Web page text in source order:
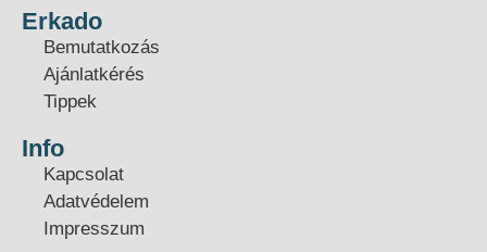
Erkado
Bemutatkozás
Ajánlatkérés
Tippek
Info
Kapcsolat
Adatvédelem
Impresszum